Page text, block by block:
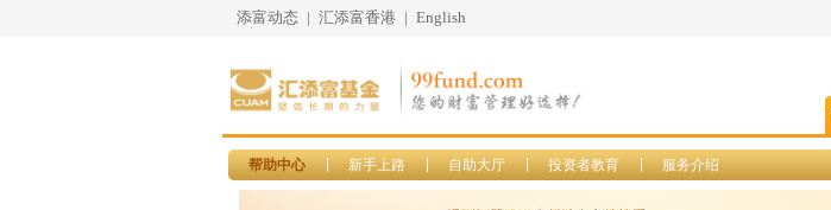
添富动态 | 汇添富香港 | English
帮助中心 新手上路 自助大厅 投资者教育 服务介绍